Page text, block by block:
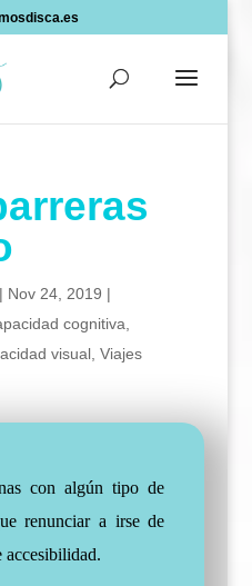
Nov 24, 2019 |
cognitiva
visual, Viajes
con algún tipo de
renunciar a irse de
accesibilidad.